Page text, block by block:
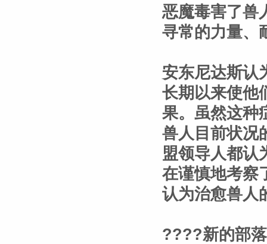
恶魔毒害了兽
寻常的力量、
安东尼达斯认
长期以来使他
果。虽然这种
兽人目前状况
盟领导人都认
在谨慎地考察
认为治愈兽人
????新的部